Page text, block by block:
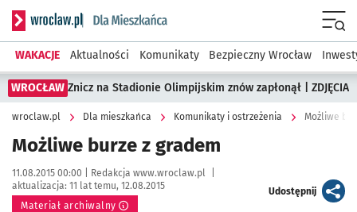
Serwis informacyjny wroclaw.pl podserwis: Dla mieszkańca
WAKACJE Aktualności Komunikaty Bezpieczny Wrocław
WROCŁAW Znicz na Stadionie Olimpijskim znów zapłonął | ZDJĘCIA
wroclaw.pl Dla mieszkańca Komunikaty i ostrzeżenia Możliwe
Możliwe burze z gradem
Data publikacji:
11.08.2015 00:00 | Autor:
Redakcja www.wroclaw.pl
aktualizacja: 11 lat temu, 12.08.2015
Materiał archiwalny
Udostępnijartykuł